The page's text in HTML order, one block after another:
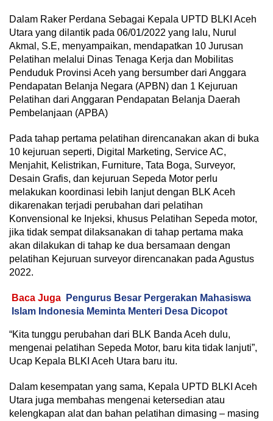
Dalam Raker Perdana Sebagai Kepala UPTD BLKI Aceh
Utara yang dilantik pada 06/01/2022 yang lalu, Nurul
Akmal, S.E, menyampaikan, mendapatkan 10 Jurusan
Pelatihan melalui Dinas Tenaga Kerja dan Mobilitas
Penduduk Provinsi Aceh yang bersumber dari Anggara
Pendapatan Belanja Negara (APBN) dan 1 Kejuruan
Pelatihan dari Anggaran Pendapatan Belanja Daerah
Pembelanjaan (APBA)
Pada tahap pertama pelatihan direncanakan akan di buka
10 kejuruan seperti, Digital Marketing, Service AC,
Menjahit, Kelistrikan, Furniture, Tata Boga, Surveyor,
Desain Grafis, dan kejuruan Sepeda Motor perlu
melakukan koordinasi lebih lanjut dengan BLK Aceh
dikarenakan terjadi perubahan dari pelatihan
Konvensional ke Injeksi, khusus Pelatihan Sepeda motor,
jika tidak sempat dilaksanakan di tahap pertama maka
akan dilakukan di tahap ke dua bersamaan dengan
pelatihan Kejuruan surveyor direncanakan pada Agustus
2022.
Baca Juga
Pengurus Besar Pergerakan Mahasiswa
Islam Indonesia Meminta Menteri Desa Dicopot
“Kita tunggu perubahan dari BLK Banda Aceh dulu,
mengenai pelatihan Sepeda Motor, baru kita tidak lanjuti”,
Ucap Kepala BLKI Aceh Utara baru itu.
Dalam kesempatan yang sama, Kepala UPTD BLKI Aceh
Utara juga membahas mengenai ketersedian atau
kelengkapan alat dan bahan pelatihan dimasing – masing